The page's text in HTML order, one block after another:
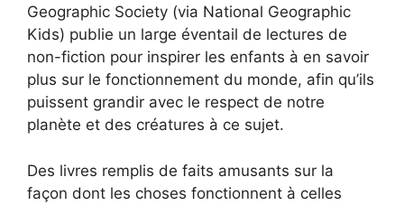
Geographic Society (via National Geographic
Kids) publie un large éventail de lectures de
non-fiction pour inspirer les enfants à en savoir
plus sur le fonctionnement du monde, afin qu’ils
puissent grandir avec le respect de notre
planète et des créatures à ce sujet.
Des livres remplis de faits amusants sur la
façon dont les choses fonctionnent à celles